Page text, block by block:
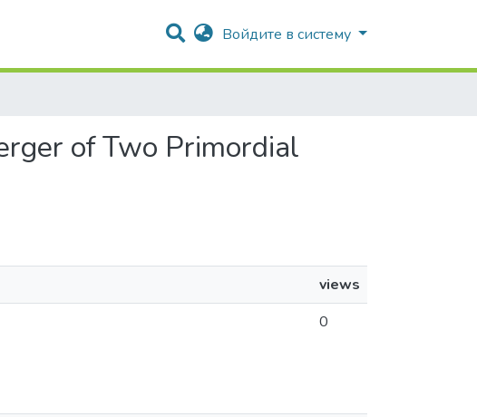
Войдите в систему
of Two Primordial
views
0